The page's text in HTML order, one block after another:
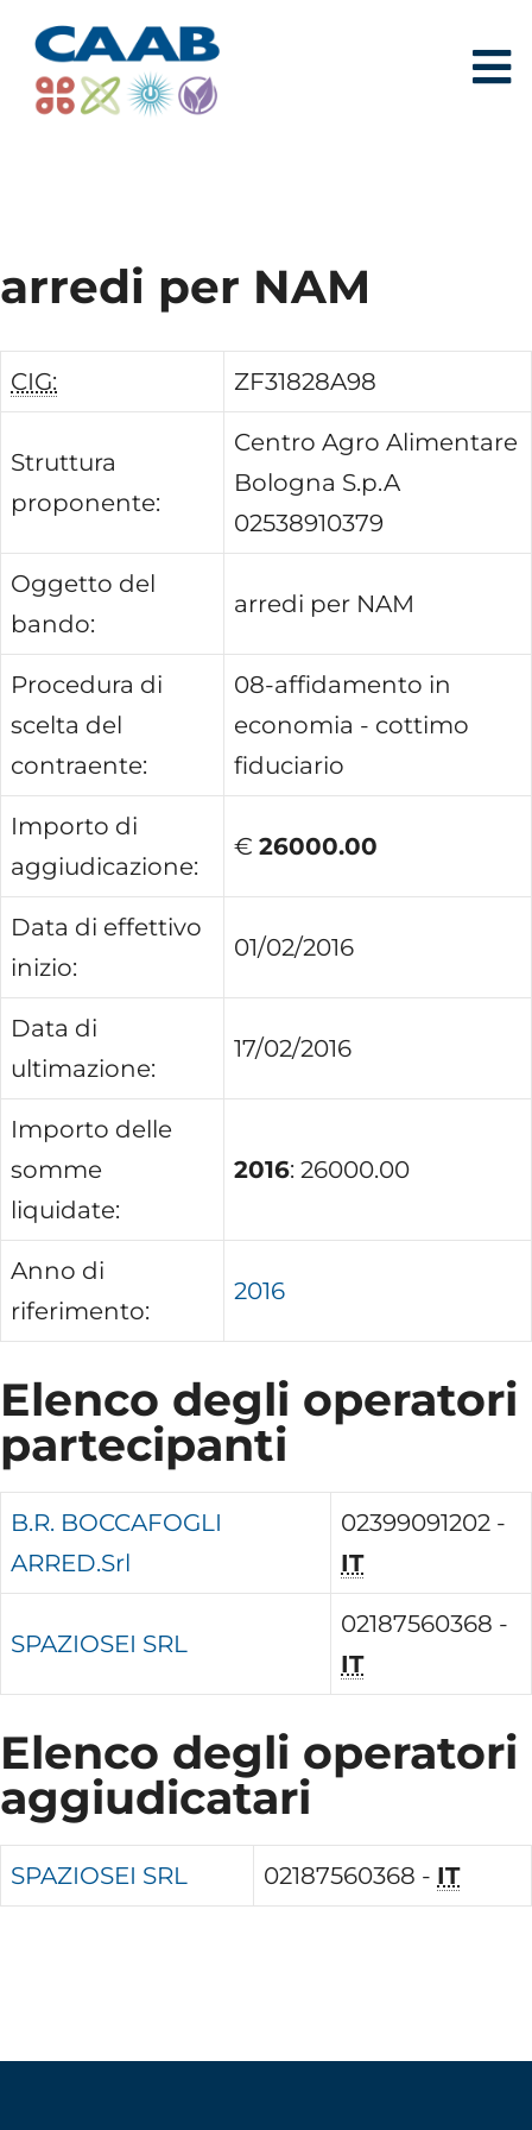
arredi per NAM
CIG: ZF31828A98
Struttura
proponente:
Centro Agro Alimentare
Bologna S.p.A
02538910379
Oggetto del
bando:
arredi per NAM
Procedura di
scelta del
contraente:
08-affidamento in
economia - cottimo
fiduciario
Importo di
aggiudicazione:
€ 26000.00
Data di effettivo
inizio:
01/02/2016
Data di
ultimazione:
17/02/2016
Importo delle
somme
liquidate:
2016: 26000.00
Anno di
riferimento:
2016
Elenco degli operatori
partecipanti
B.R. BOCCAFOGLI
ARRED.Srl
02399091202 -
IT
SPAZIOSEI SRL
02187560368 -
IT
Elenco degli operatori
aggiudicatari
SPAZIOSEI SRL 02187560368 - IT